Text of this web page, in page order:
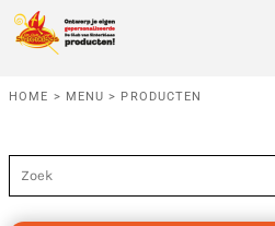
HOME > MENU > PRODUCTEN
Standaard
Price: Lowest First
Price: Highest First